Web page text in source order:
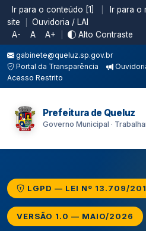
Ir para o conteúdo [1] Ir para o
site
Ouvidoria / LAI
A-
A A+ Alto Contraste
gabinete@queluz.sp.gov.br
Portal da Transparência
Acesso Restrito
Prefeitura de Queluz
Governo Municipal ·
LGPD — LEI Nº 13.709/
VERSÃO 1.0 — MAIO/2026